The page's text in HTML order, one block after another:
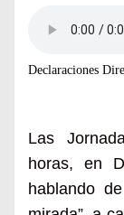
Declaraciones
Las Jornad
horas, en
hablando